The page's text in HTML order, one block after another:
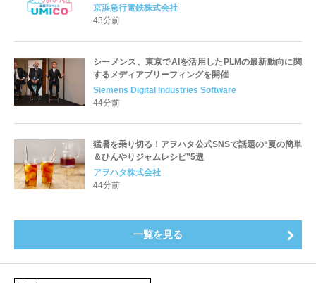
京浜急行電鉄株式会社
43分前
シーメンス、東京でAIを活用したPLMの最新動向に関
するメディアブリーフィングを開催
Siemens Digital Industries Software
44分前
猛暑を乗り切る！アヲハタ公式SNSで話題の“夏の簡単
＆ひんやりジャムレシピ”5選
アヲハタ株式会社
44分前
一覧を見る